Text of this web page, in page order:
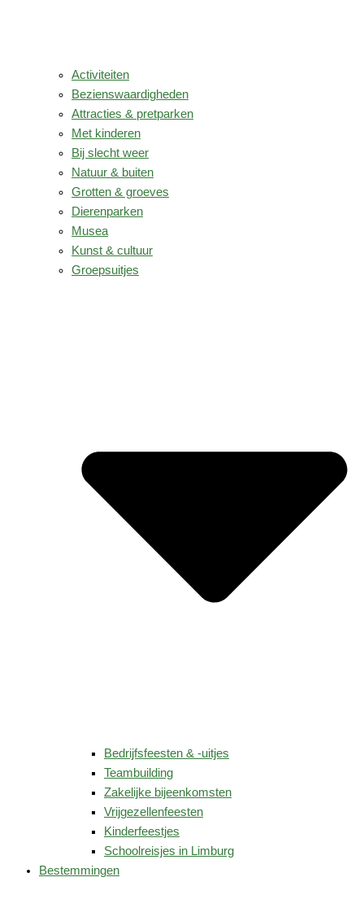
Activiteiten
Bezienswaardigheden
Attracties & pretparken
Met kinderen
Bij slecht weer
Natuur & buiten
Grotten & groeves
Dierenparken
Musea
Kunst & cultuur
Groepsuitjes
Bedrijfsfeesten & -uitjes
Teambuilding
Zakelijke bijeenkomsten
Vrijgezellenfeesten
Kinderfeestjes
Schoolreisjes in Limburg
Bestemmingen